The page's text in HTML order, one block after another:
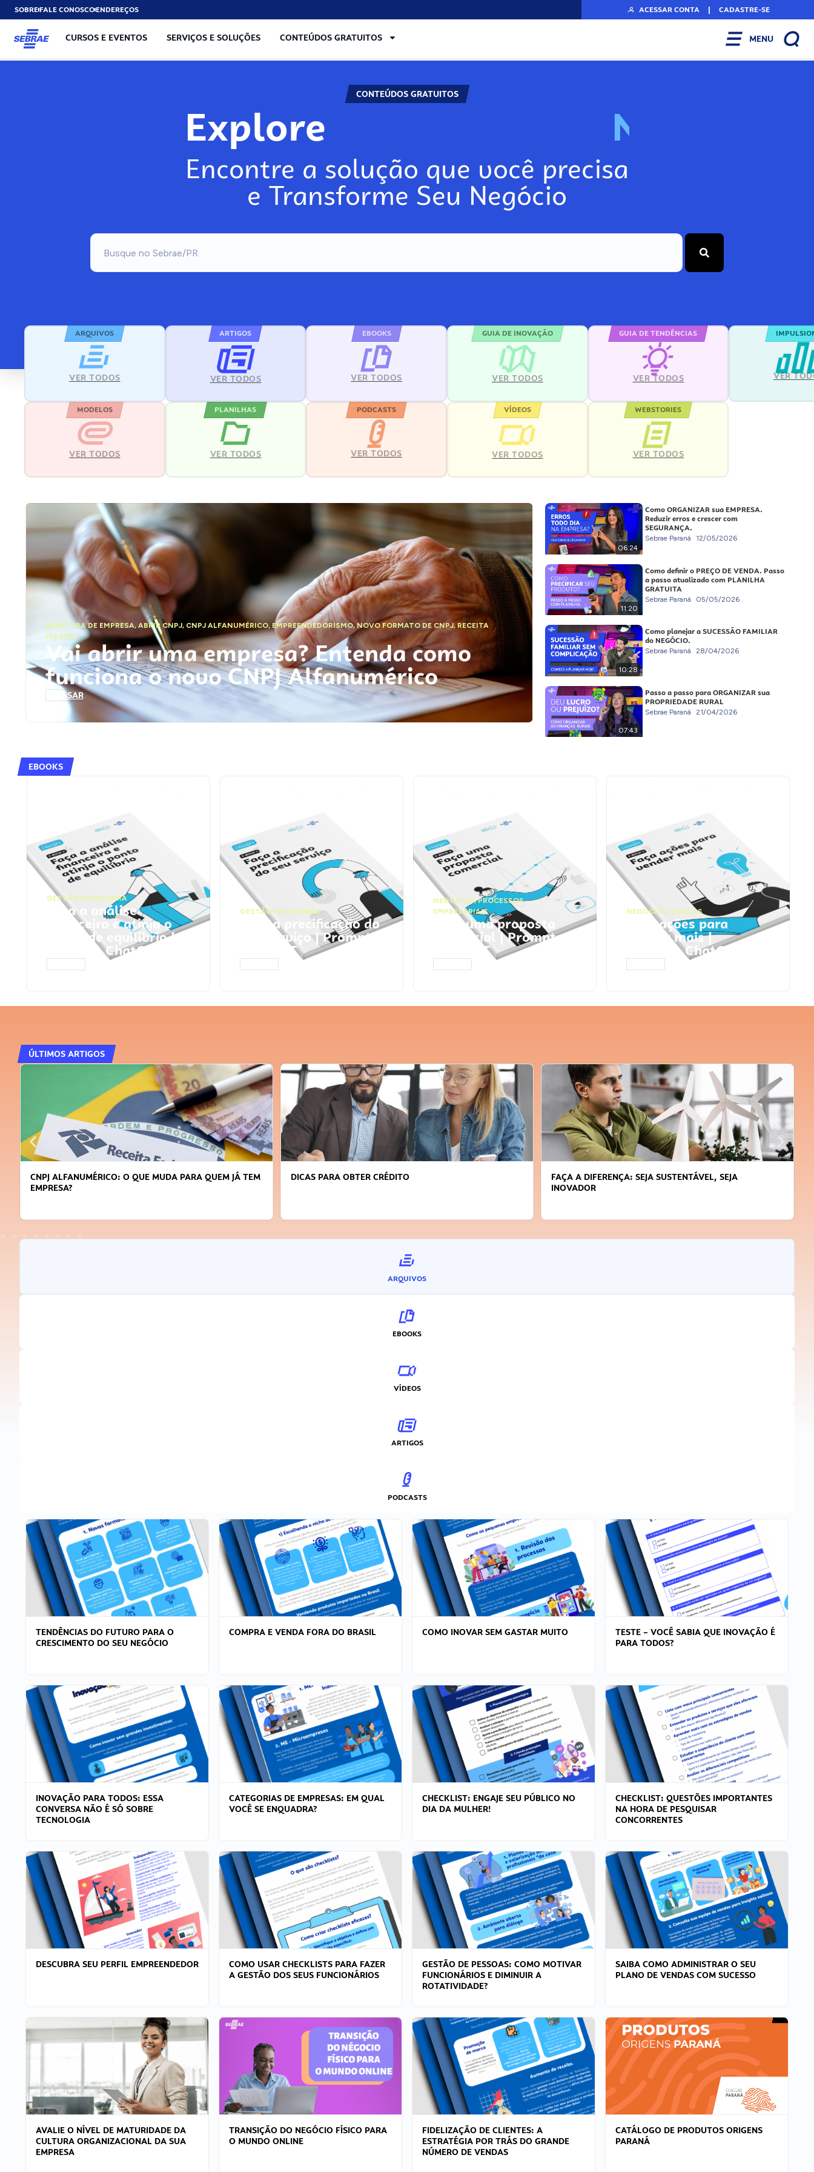
SOBREFALE CONOSCOENDEREÇOS ACESSAR CONTA | CADASTRE-SE
CURSOS E EVENTOS SERVIÇOS E SOLUÇÕES CONTEÚDOS GRATUITOS MENU
CONTEÚDOS GRATUITOS
Explore N
Encontre a solução que você precisa
e Transforme Seu Negócio
ARQUIVOS
VER TODOS
ARTIGOS
VER TODOS
EBOOKS
VER TODOS
GUIA DE INOVAÇÃO
VER TODOS
GUIA DE TENDÊNCIAS
VER TODOS VER
MODELOS
VER TODOS
PLANILHAS
VER TODOS
PODCASTS
VER TODOS
VÍDEOS
VER TODOS
WEBSTORIES
VER TODOS
ABERTURA DE EMPRESA,ABRIR CNPJ, CNPJ ALFANUMÉRICO, EMPREENDEDORISMO,NOVO FORMATO DE CNPJ,RECEITA
FEDERAL
Vai abrir uma empresa? Entenda como
funciona o novo CNPJ Alfanumérico
ACESSAR
06:24
Como ORGANIZAR sua EMPRESA.
Reduzir erros e crescer com
SEGURANÇA.
Sebrae Paraná 12/05/2026
11:20
Como definir o PREÇO DE VENDA. Passo
a passo atualizado com PLANILHA
GRATUITA
Sebrae Paraná 05/05/2026
10:28
Como planejar a SUCESSÃO FAMILIAR
do NEGÓCIO.
Sebrae Paraná 28/04/2026
07:43
Passo a passo para ORGANIZAR sua
PROPRIEDADE RURAL
Sebrae Paraná 21/04/2026
EBOOKS
GESTÃO FINANCEIRA
Faça a análise
financeira e atinja o
ponto de equilíbrio |
Prompts ChatGPT
GESTÃO FINANCEIRA
Faça a precificação do
seu serviço | Prompts
ChatGPT
NEGÓCIOS,PROCESSOS
EMPRESARIAIS
Faça uma proposta
comercial | Prompts
ChatGPT
NEGÓCIOS, VENDAS
Faça ações para
vender mais |
Prompts ChatGPT
ÚLTIMOS ARTIGOS
DICAS PARA OBTER CRÉDITO
FAÇA A DIFERENÇA: SEJA SUSTENTÁVEL, SEJA
APRENDA A GERENCIAR O SEU TEMPO
ARQUIVOS
EBOOKS
VÍDEOS
ARTIGOS
PODCASTS
TENDÊNCIAS DO FUTURO PARA O
CRESCIMENTO DO SEU NEGÓCIO
COMPRA E VENDA FORA DO BRASIL COMO INOVAR SEM GASTAR MUITO
TESTE – VOCÊ SABIA QUE INOVAÇÃO É
PARA TODOS?
INOVAÇÃO PARA TODOS: ESSA
CONVERSA NÃO É SÓ SOBRE
TECNOLOGIA
CATEGORIAS DE EMPRESAS: EM QUAL
VOCÊ SE ENQUADRA?
CHECKLIST: ENGAJE SEU PÚBLICO NO
DIA DA MULHER!
CHECKLIST: QUESTÕES IMPORTANTES
NA HORA DE PESQUISAR
CONCORRENTES
DESCUBRA SEU PERFIL EMPREENDEDOR
COMO USAR CHECKLISTS PARA FAZER
A GESTÃO DOS SEUS FUNCIONÁRIOS
GESTÃO DE PESSOAS: COMO MOTIVAR
FUNCIONÁRIOS E DIMINUIR A
ROTATIVIDADE?
SAIBA COMO ADMINISTRAR O SEU
PLANO DE VENDAS COM SUCESSO
AVALIE O NÍVEL DE MATURIDADE DA
CULTURA ORGANIZACIONAL DA SUA
EMPRESA
TRANSIÇÃO DO NEGÓCIO FÍSICO PARA
O MUNDO ONLINE
FIDELIZAÇÃO DE CLIENTES: A
ESTRATÉGIA POR TRÁS DO GRANDE
NÚMERO DE VENDAS
CATÁLOGO DE PRODUTOS ORIGENS
PARANÁ